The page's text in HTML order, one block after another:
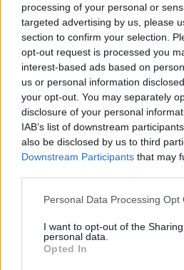
processing of your personal or
targeted advertising by us, please
section to confirm your selection.
opt-out request is processed you
interest-based ads based on
us or personal information
your opt-out. You may separately
disclosure of your personal
IAB’s list of downstream
also be disclosed by us to third
Downstream Participants that may
Personal Data Processing Opt
I want to opt-out of the
personal data.
Opted In
CHE FARE NEL WEEKEND
Che fare nel weekend